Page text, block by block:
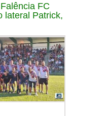
FC
lateral Patrick,